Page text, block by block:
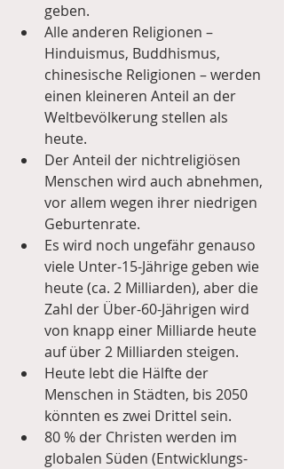
geben.
Alle anderen Religionen –
Hinduismus, Buddhismus,
chinesische Religionen – werden
einen kleineren Anteil an der
Weltbevölkerung stellen als
heute.
Der Anteil der nichtreligiösen
Menschen wird auch abnehmen,
vor allem wegen ihrer niedrigen
Geburtenrate.
Es wird noch ungefähr genauso
viele Unter-15-Jährige geben wie
heute (ca. 2 Milliarden), aber die
Zahl der Über-60-Jährigen wird
von knapp einer Milliarde heute
auf über 2 Milliarden steigen.
Heute lebt die Hälfte der
Menschen in Städten, bis 2050
könnten es zwei Drittel sein.
80 % der Christen werden im
globalen Süden (Entwicklungs-